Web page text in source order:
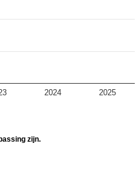
2024 2025
zijn.